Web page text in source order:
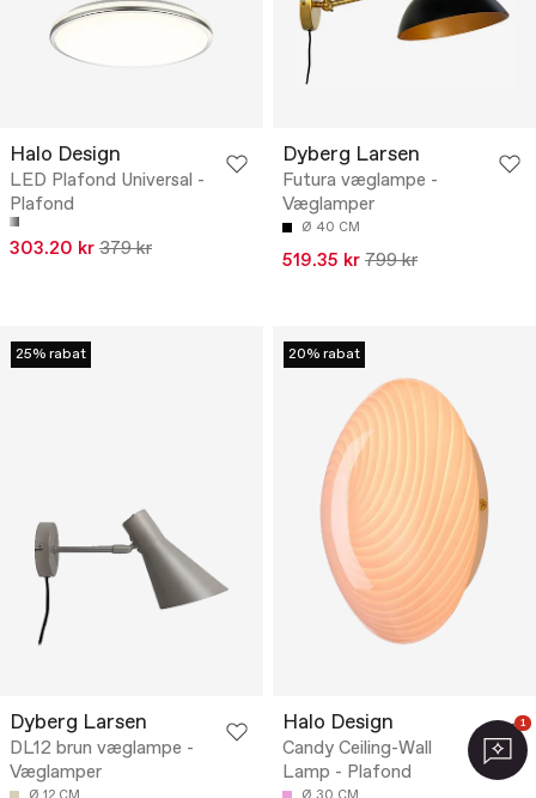
Halo Design
LED Plafond Universal -
Plafond
303.20 kr 379 kr
Dyberg Larsen
Futura væglampe -
Væglamper
Ø 40 CM
519.35 kr 799 kr
25% rabat
Dyberg Larsen
DL12 brun væglampe -
Væglamper
20% rabat
Halo Design
Candy Ceiling-Wall
Lamp - Plafond
1